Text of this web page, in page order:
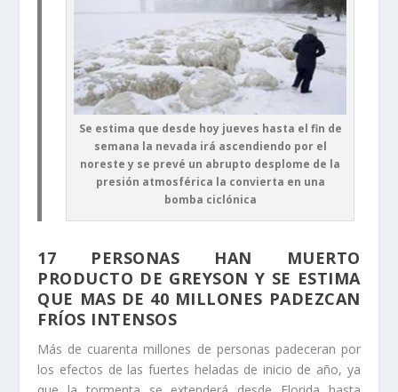
Se estima que desde hoy jueves hasta el fin de
semana la nevada irá ascendiendo por el
noreste y se prevé un abrupto desplome de la
presión atmosférica la convierta en una
bomba ciclónica
17 PERSONAS HAN MUERTO
PRODUCTO DE GREYSON Y SE ESTIMA
QUE MAS DE 40 MILLONES PADEZCAN
FRÍOS INTENSOS
Más de cuarenta millones de personas padeceran por
los efectos de las fuertes heladas de inicio de año, ya